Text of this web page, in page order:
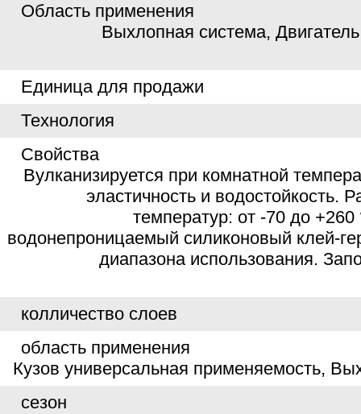
Область применения
Выхлопная система,
Единица для продажи
Технология
Свойства
Вулканизируется при комнатной
эластичность и водостойкость.
температур: от -70 до
водонепроницаемый силиконовый клей-
диапазона использования.
колличество слоев
область применения
Кузов универсальная применяемость,
сезон